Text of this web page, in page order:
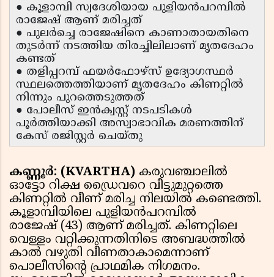
● കൂളാമ്പി സ്വദേശിയായ പുളിയൻപറമ്പിൽ
രാജേഷ് ആണ് മരിച്ചത്
● പുലർച്ചെ രാജേഷിനെ കാണാതായതിനെ
തുടർന്ന് നടത്തിയ തിരച്ചിലിലാണ് മൃതദേഹം
കണ്ടത്
● തളിപ്പറമ്പ് ഫയർഫോഴ്സ് ഉദ്യോഗസ്ഥർ
സ്ഥലത്തെത്തിയാണ് മൃതദേഹം കിണറ്റിൽ
നിന്നും പുറത്തെടുത്തത്
● പോലീസ് ഇൻക്വസ്റ്റ് നടപടികൾ
പൂർത്തിയാക്കി അസ്വാഭാവിക മരണത്തിന്
കേസ് രജിസ്റ്റർ ചെയ്തു
കണ്ണൂർ: (KVARTHA) കരുവഞ്ചാലിൽ
ഓട്ടോ റിക്ഷ ഡ്രൈവറെ വീട്ടുമുറ്റത്തെ
കിണറ്റിൽ വീണ് മരിച്ച നിലയിൽ കണ്ടെത്തി.
കൂളാമ്പിയിലെ പുളിയൻപറമ്പിൽ
രാജേഷ് (43) ആണ് മരിച്ചത്. കിണറ്റിലെ
വെള്ളം വറ്റിക്കുന്നതിനിടെ അബദ്ധത്തിൽ
കാൽ വഴുതി വീണതാകാമെന്നാണ്
പൊലീസിന്റെ പ്രാഥമിക നിഗമനം.